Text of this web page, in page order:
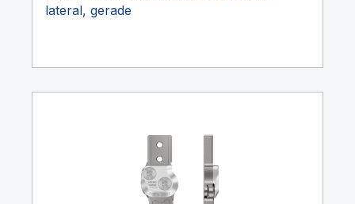
lateral, gerade